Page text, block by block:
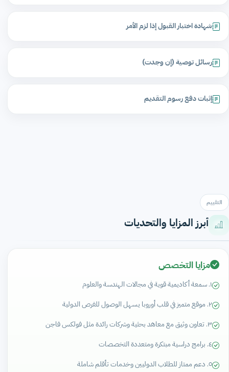
شهادة اختبار القبول إذا لزم الأمر
رسائل توصية (إن وجدت)
إثبات دفع رسوم التقديم
التقييم
أبرز المزايا والتحديات
مزايا التخصص
١. سمعة أكاديمية قوية في مجالات الهندسة والعلوم
٢. موقع متميز في قلب أوروبا يسهل الوصول للفرص الدولية
٣. تعاون وثيق مع معاهد بحثية وشركات رائدة مثل فولكس فاجن
٤. برامج دراسية مبتكرة ومتعددة التخصصات
٥. دعم ممتاز للطلاب الدوليين وخدمات تأقلم شاملة